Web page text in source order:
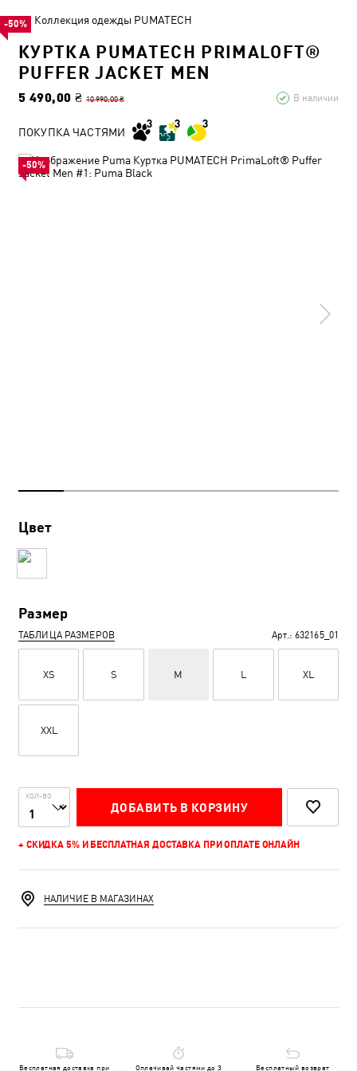
Коллекция одежды PUMATECH
КУРТКА PUMATECH PRIMALOFT®
PUFFER JACKET MEN
5 490,00 ₴ 10 990,00 ₴ В наличии
-50%
ПОКУПКА ЧАСТЯМИ
Цвет
Размер
ТАБЛИЦА РАЗМЕРОВ Арт.: 632165_01
XS S M L XL
XXL
КОЛ-ВО
ДОБАВИТЬ В КОРЗИНУ
+ СКИДКА 5% И БЕСПЛАТНАЯ ДОСТАВКА ПРИ ОПЛАТЕ ОНЛАЙН
-50%
НАЛИЧИЕ В МАГАЗИНАХ
Бесплатная доставка при Оплачивай частями до 3 Бесплатный возврат